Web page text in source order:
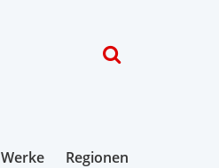
Werke Regionen